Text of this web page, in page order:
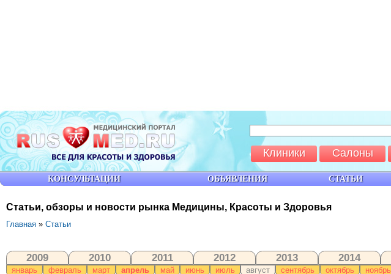
Статьи, обзоры и новости рынка Медицины, Красоты и Здоровья
Главная » Статьи
2009 2010 2011 2012 2013 2014
январь февраль март апрель май июнь июль август сентябрь октябрь ноябрь
КОНСУЛЬТАЦИИ ОБЪЯВЛЕНИЯ СТАТЬИ
Клиники Салоны